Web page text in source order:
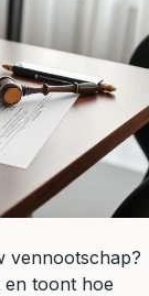
vennootschap?
en toont hoe